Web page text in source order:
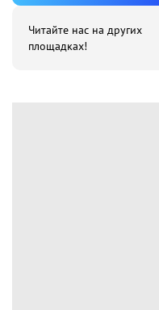
Читайте нас на других
площадках!